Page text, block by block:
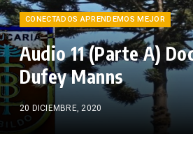
CONECTADOS APRENDEMOS MEJOR
Audio 11 (Parte A)
Dufey Manns
20 DICIEMBRE, 2020